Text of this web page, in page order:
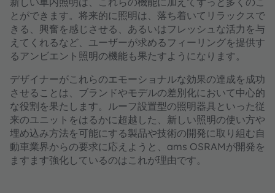
とができます。将来的に照明は、落ち着いてリラックスで
きる、興奮を感じさせる、あるいはフレッシュな活力を与
えてくれるなど、ユーザーが求めるフィーリングを提供す
るアンビエント照明の機能も果たすようになります。
デザイナーがこれらのエモーショナルな効果の達成を成功
させることは、ブランドやモデルの差別化において中心的
な役割を果たします。ルーフ設置型の照明器具といった従
来のユニットをはるかに超越した、新しい照明の使い方や
埋め込み方法を可能にする製品や技術の開発に取り組む自
動車業界からの要求に応えようと、ams OSRAMが開発を
ますます強化しているのはこれが理由です。